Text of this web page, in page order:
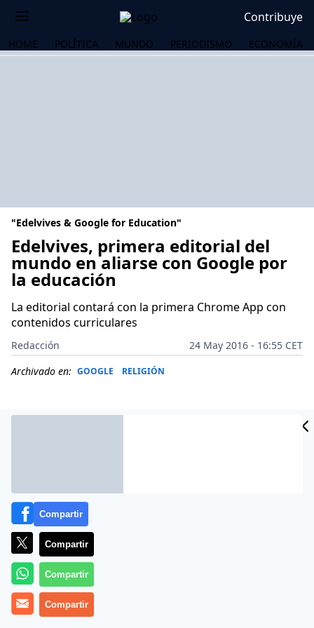
Contribuye
HOME POLÍTICA MUNDO PERIODISMO ECONOMÍA
"Edelvives & Google for Education"
Edelvives, primera editorial del
mundo en aliarse con Google por
la educación
La editorial contará con la primera Chrome App con
contenidos curriculares
Redacción
24 May 2016 - 16:55 CET
Archivado en: GOOGLE RELIGIÓN
(Edelvives).-Edelvives
conjuntamente, desde hace tiempo, en un
Compartir
Compartir
Compartir
Compartir